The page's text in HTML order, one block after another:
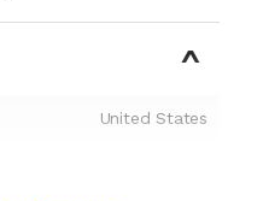
United States